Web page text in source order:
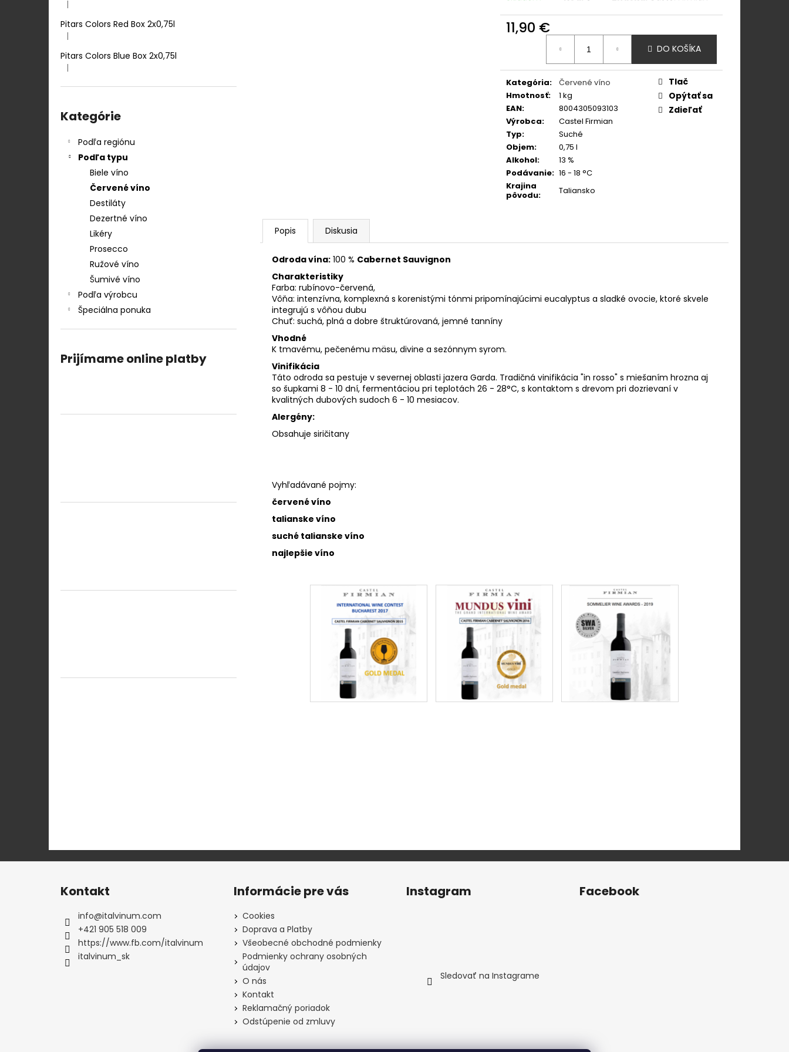
Hodnotenie produktu je 5 z 5 hviezdičiek.
|
Pitars Colors Red Box 2x0,75l
Hodnotenie produktu je 5 z 5 hviezdičiek.
|
Pitars Colors Blue Box 2x0,75l
Hodnotenie produktu je 5 z 5 hviezdičiek.
|
kategórie
Kategórie
Podľa regiónu
Podľa typu
Biele víno
Červené víno
Destiláty
Dezertné víno
Likéry
Prosecco
Ružové víno
Šumivé víno
Podľa výrobcu
Špeciálna ponuka
Prijímame online platby
11,90 €
Jednotková
DO KOŠÍKA
Kategória:
Červené víno
Hmotnosť:
1 kg
EAN:
8004305093103
Výrobca:
Castel Firmian
Typ:
Suché
Objem:
0,75 l
Alkohol:
13 %
Podávanie: 16 - 18 °C
Krajina
pôvodu: Taliansko
Tlač
Opýtať sa
Zdieľať
Popis Diskusia
Odroda vína: 100 % Cabernet Sauvignon
Charakteristiky
Farba: rubínovo-červená,
Vôňa: intenzívna, komplexná s korenistými tónmi pripomínajúcimi eucalyptus a sladké ovocie, ktoré skvele
integrujú s vôňou dubu
Chuť: suchá, plná a dobre štruktúrovaná, jemné tanníny
Vhodné
K tmavému, pečenému mäsu, divine a sezónnym syrom.
Vinifikácia
Táto odroda sa pestuje v severnej oblasti jazera Garda. Tradičná vinifikácia "in rosso" s miešaním hrozna aj
so šupkami 8 - 10 dní, fermentáciou pri teplotách 26 - 28°C, s kontaktom s drevom pri dozrievaní v
kvalitných dubových sudoch 6 - 10 mesiacov.
Alergény:
Obsahuje siričitany
Vyhľadávané pojmy:
červené víno
talianske víno
suché talianske víno
najlepšie víno
TENUTA ULISSE PECORINO TERRE D
´ABRUZZO IGP 0,75 L
12,50 €
TERRE DEL NOCE PINOT GRIGIO ROSÉ
Kontakt
info@italvinum.com
+421 905 518 009
https://www.fb.com/italvinum
italvinum_sk
Informácie pre vás
Cookies
Doprava a Platby
Všeobecné obchodné podmienky
Podmienky ochrany osobných
údajov
O nás
Kontakt
Reklamačný poriadok
Odstúpenie od zmluvy
Instagram
Sledovať na Instagrame
Facebook